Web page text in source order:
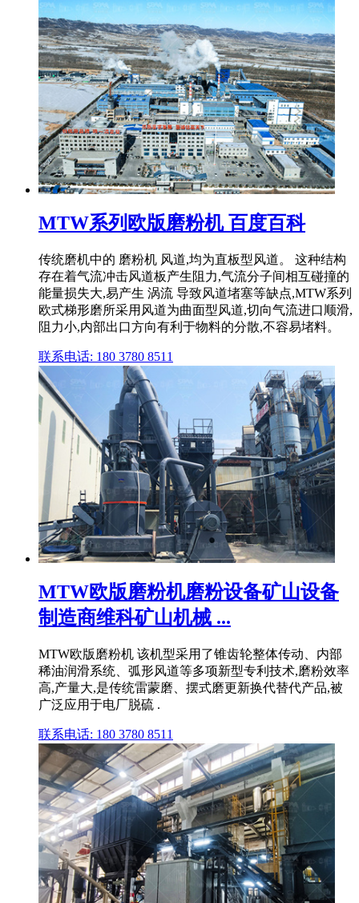
MTW系列欧版磨粉机 百度百科
传统磨机中的 磨粉机 风道,均为直板型风道。 这种结构
存在着气流冲击风道板产生阻力,气流分子间相互碰撞的
能量损失大,易产生 涡流 导致风道堵塞等缺点,MTW系列
欧式梯形磨所采用风道为曲面型风道,切向气流进口顺滑,
阻力小,内部出口方向有利于物料的分散,不容易堵料。
联系电话: 180 3780 8511
MTW欧版磨粉机磨粉设备矿山设备
制造商维科矿山机械 ...
MTW欧版磨粉机 该机型采用了锥齿轮整体传动、内部
稀油润滑系统、弧形风道等多项新型专利技术,磨粉效率
高,产量大,是传统雷蒙磨、摆式磨更新换代替代产品,被
广泛应用于电厂脱硫 .
联系电话: 180 3780 8511